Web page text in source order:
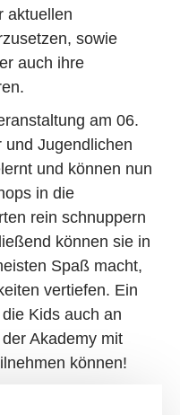
aktuellen
sowie
auch ihre
am 06.
und Jugendlichen
und können nun
in die
rein schnuppern
können sie in
Spaß macht,
vertiefen. Ein
Kids auch an
Akademy mit
können!